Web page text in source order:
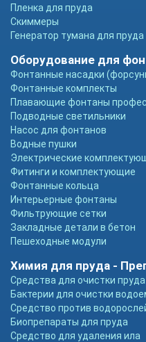
Пленка для пруда
Скиммеры
Генератор тумана для пруда
Оборудование для
Фонтанные насадки
Фонтанные комплекты
Плавающие фонтаны
Подводные светильники
Насос для фонтанов
Водные пушки
Электрические
Фитинги и комплектующие
Фонтанные кольца
Интерьерные фонтаны
Фильтрующие сетки
Закладные детали в бетон
Пешеходные модули
Химия для пруда -
Средства для очистки пруда
Бактерии для очистки
Средство против
Биопрепараты для пруда
Средство для удаления ила